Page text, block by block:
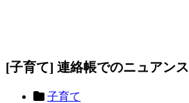
[子育て] 連絡帳でのニュアンス
子育て